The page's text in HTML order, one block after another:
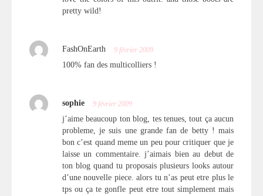
pretty wild!
FashOnEarth 9 février 2009
100% fan des multicolliers !
sophie 9 février 2009
j’aime beaucoup ton blog, tes tenues, tout ça aucun
probleme, je suis une grande fan de betty ! mais
bon c’est quand meme un peu pour critiquer que je
laisse un commentaire. j’aimais bien au debut de
ton blog quand tu proposais plusieurs looks autour
d’une nouvelle piece. alors tu n’as peut etre plus le
tps ou ça te gonfle peut etre tout simplement mais